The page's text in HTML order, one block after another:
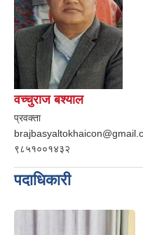
वच्चुराज बश्याल
प्रवक्ता
९८५१००१४३२
पदाधिकारी